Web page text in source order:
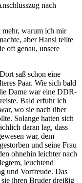
nach
warum ich mir
aber Hansi teilte
oft genau, unsere
saß schon eine
Paar. Wie sich bald
Dame war eine DDR-
Bald erfuhr ich
wo sie nach über
Solange hatten sich
daran lag, dass
war, dem
und seine Frau
ohnehin leichter nach
leuchtend
und Vorfreude. Das
ihren Bruder dreißig